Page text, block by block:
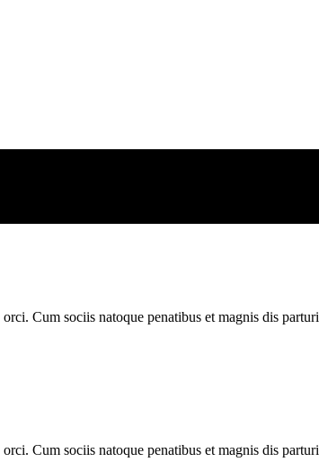
Cum sociis natoque penatibus et magnis dis
Cum sociis natoque penatibus et magnis dis